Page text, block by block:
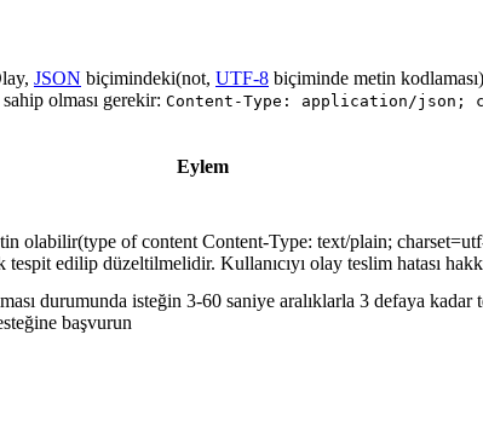
JSON biçimindeki(not, UTF-8 biçiminde metin
olması gerekir: Content-Type: application/json;
Eylem
olabilir(type of content Content-Type: text/plain;
edilip düzeltilmelidir. Kullanıcıyı olay teslim hatası
durumunda isteğin 3-60 saniye aralıklarla 3 defaya
başvurun